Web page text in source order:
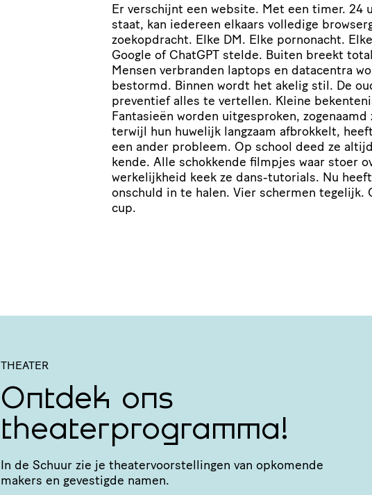
Er verschijnt een website. Met een timer. 24
staat, kan iedereen elkaars volledige
zoekopdracht. Elke DM. Elke pornonacht.
Google of ChatGPT stelde. Buiten breekt
Mensen verbranden laptops en datacentra
bestormd. Binnen wordt het akelig stil. De
preventief alles te vertellen. Kleine
Fantasieën worden uitgesproken,
terwijl hun huwelijk langzaam afbrokkelt,
een ander probleem. Op school deed ze
kende. Alle schokkende filmpjes waar stoer
werkelijkheid keek ze dans-tutorials. Nu
onschuld in te halen. Vier schermen tegelijk.
cup.
THEATER
Ontdek ons
theaterprogramma!
In de Schuur zie je thea­ter­voor­stel­lingen van opkomende
makers en gevestigde namen.